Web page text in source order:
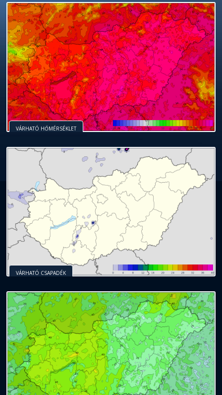
VÁRHATÓ HŐMÉRSÉKLET
VÁRHATÓ CSAPADÉK